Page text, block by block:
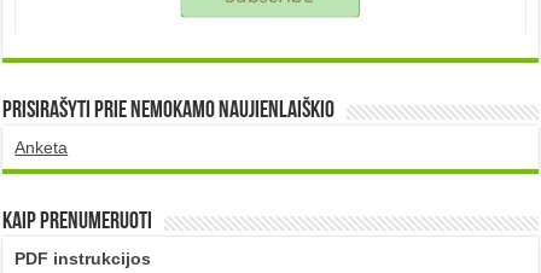
Prisirašyti prie nemokamo naujienlaiškio
Anketa
Kaip prenumeruoti
PDF instrukcijos